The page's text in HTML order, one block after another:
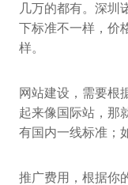
几万的都有。深圳
下标准不一样，价
样。
网站建设，需要根
起来像国际站，那
有国内一线标准；
推广费用，根据你